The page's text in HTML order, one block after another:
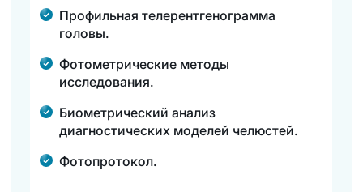
Профильная телерентгенограмма
головы.
Фотометрические методы
исследования.
Биометрический анализ
диагностических моделей челюстей.
Фотопротокол.